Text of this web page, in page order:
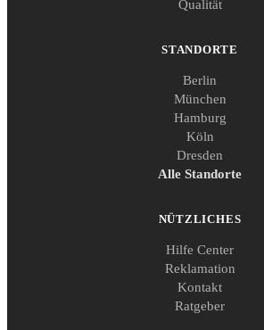
Qualität
STANDORTE
Berlin
München
Hamburg
Köln
Dresden
Alle Standorte
NÜTZLICHES
Hilfe Center
Reklamation
Kontakt
Ratgeber